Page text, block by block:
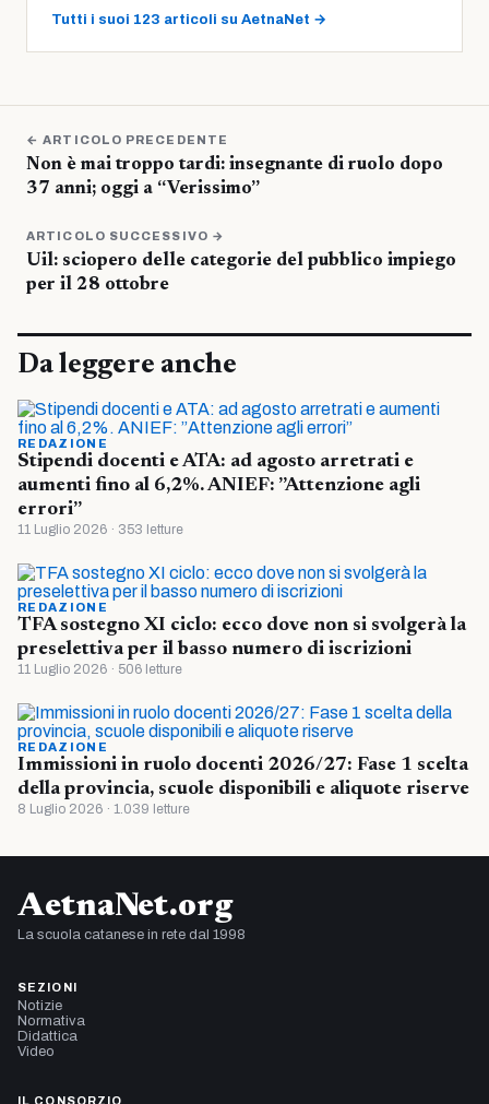
Tutti i suoi 123 articoli su AetnaNet →
← ARTICOLO PRECEDENTE
Non è mai troppo tardi: insegnante di ruolo dopo
37 anni; oggi a “Verissimo”
ARTICOLO SUCCESSIVO →
Uil: sciopero delle categorie del pubblico impiego
per il 28 ottobre
Da leggere anche
REDAZIONE
Stipendi docenti e ATA: ad agosto arretrati e
aumenti fino al 6,2%. ANIEF: ”Attenzione agli
errori”
11 Luglio 2026 · 353 letture
REDAZIONE
TFA sostegno XI ciclo: ecco dove non si svolgerà la
preselettiva per il basso numero di iscrizioni
11 Luglio 2026 · 506 letture
REDAZIONE
Immissioni in ruolo docenti 2026/27: Fase 1 scelta
della provincia, scuole disponibili e aliquote riserve
8 Luglio 2026 · 1.039 letture
AetnaNet.org
La scuola catanese in rete dal 1998
SEZIONI
Notizie
Normativa
Didattica
Video
IL CONSORZIO